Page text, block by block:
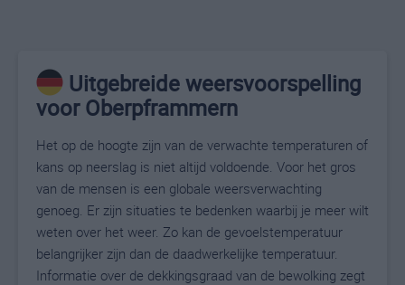
Uitgebreide weersvoorspelling
voor Oberpframmern
Het op de hoogte zijn van de verwachte temperaturen of
kans op neerslag is niet altijd voldoende. Voor het gros
van de mensen is een globale weersverwachting
genoeg. Er zijn situaties te bedenken waarbij je meer wilt
weten over het weer. Zo kan de gevoelstemperatuur
belangrijker zijn dan de daadwerkelijke temperatuur.
Informatie over de dekkingsgraad van de bewolking zegt